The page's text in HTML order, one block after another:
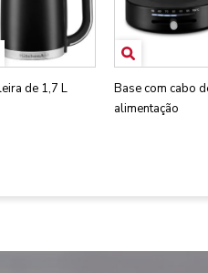
de 1,7 L
Base com cabo
alimentação